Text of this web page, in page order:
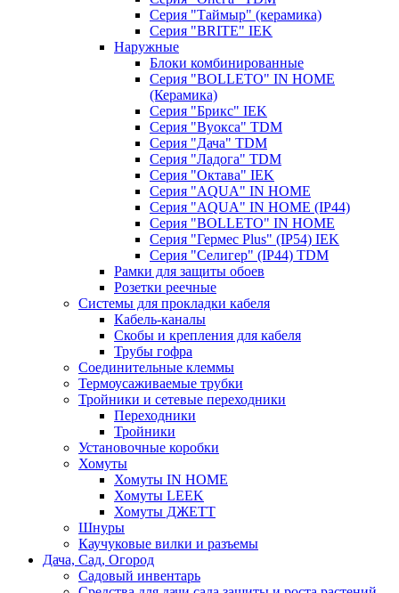
Серия "Таймыр" (керамика)
Серия "BRITE" IEK
Наружные
Блоки комбинированные
Серия "BОLLETO" IN HOME
(Керамика)
Серия "Брикс" IEK
Серия "Вуокса" TDM
Серия "Дача" TDM
Серия "Ладога" TDM
Серия "Октава" IEK
Серия "AQUA" IN HOME
Серия "AQUA" IN HOME (IP44)
Серия "BОLLETO" IN HOME
Серия "Гермес Plus" (IP54) IEK
Серия "Селигер" (IP44) TDM
Рамки для защиты обоев
Розетки реечные
Системы для прокладки кабеля
Кабель-каналы
Скобы и крепления для кабеля
Трубы гофра
Соединительные клеммы
Термоусаживаемые трубки
Тройники и сетевые переходники
Переходники
Тройники
Установочные коробки
Хомуты
Хомуты IN HOME
Хомуты LEEK
Хомуты ДЖЕТТ
Шнуры
Каучуковые вилки и разъемы
Дача, Сад, Огород
Садовый инвентарь